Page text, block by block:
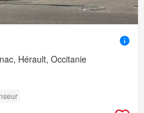
Hérault, Occitanie